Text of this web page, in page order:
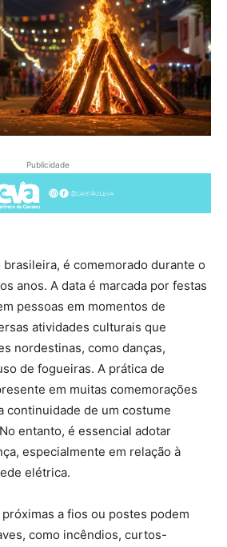
Publicidade
brasileira, é comemorado durante o
anos. A data é marcada por festas
pessoas em momentos de
atividades culturais que
nordestinas, como danças,
de fogueiras. A prática de
em muitas comemorações
continuidade de um costume
entanto, é essencial adotar
especialmente em relação à
elétrica.
a fios ou postes podem
como incêndios, curtos-